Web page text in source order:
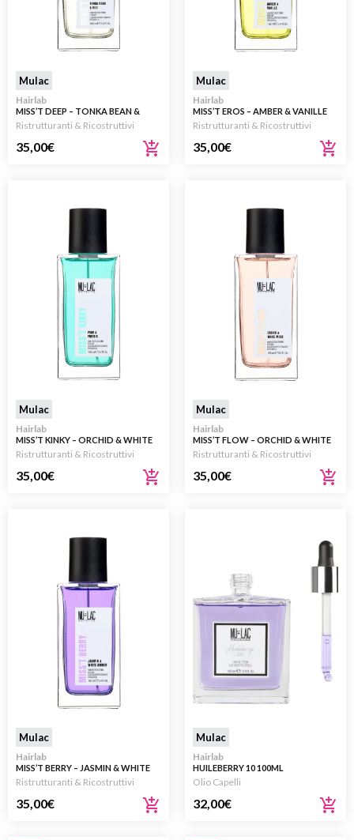
Mulac
Hairlab
MISS’T DEEP – TONKA BEAN &
OUD – ESSENZA
100ML
Ristrutturanti & Ricostruttivi
35,00€
Mulac
Hairlab
MISS’T EROS – AMBER & VANILLE
ESSENZA RISTRUTTURANTE PER
Ristrutturanti & Ricostruttivi
35,00€
Mulac
Hairlab
MISS’T KINKY – ORCHID & WHITE
MUSK ESSENZA RISTRUTTURANTE
Ristrutturanti & Ricostruttivi
35,00€
Mulac
Hairlab
MISS’T FLOW – ORCHID & WHITE
MUSK – ESSENZA
100ML
Ristrutturanti & Ricostruttivi
35,00€
Mulac
Hairlab
MISS’T BERRY – JASMIN & WHITE
AMBER ESSENZA
100ML
Ristrutturanti & Ricostruttivi
35,00€
Mulac
Hairlab
HUILEBERRY 10 100ML
Olio Capelli
32,00€